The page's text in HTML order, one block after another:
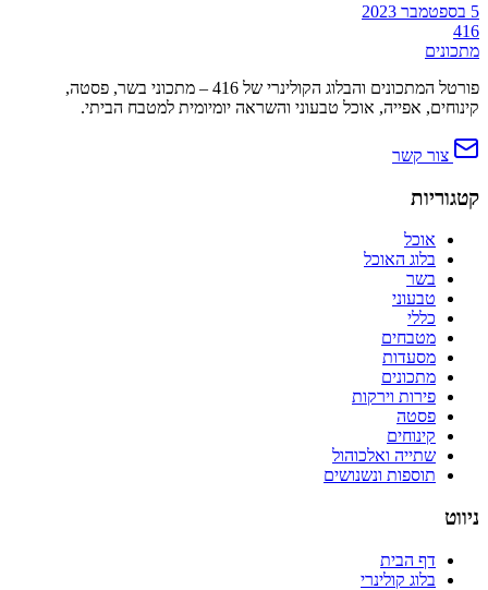
5 בספטמבר 2023
416
מתכונים
פורטל המתכונים והבלוג הקולינרי של 416 – מתכוני בשר, פסטה,
קינוחים, אפייה, אוכל טבעוני והשראה יומיומית למטבח הביתי.
צור קשר
קטגוריות
אוכל
בלוג האוכל
בשר
טבעוני
כללי
מטבחים
מסעדות
מתכונים
פירות וירקות
פסטה
קינוחים
שתייה ואלכוהול
תוספות ונשנושים
ניווט
דף הבית
בלוג קולינרי